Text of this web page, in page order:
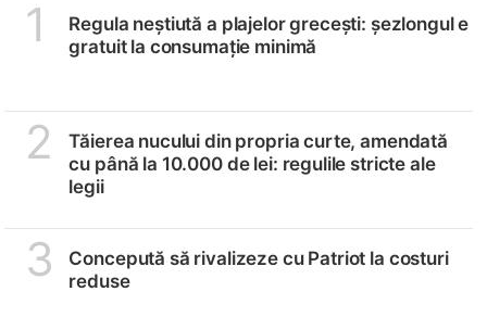
1
Regula neștiută a plajelor grecești: șezlongul e
gratuit la consumație minimă
2
Tăierea nucului din propria curte, amendată
cu până la 10.000 de lei: regulile stricte ale
legii
3
Concepută să rivalizeze cu Patriot la costuri
reduse